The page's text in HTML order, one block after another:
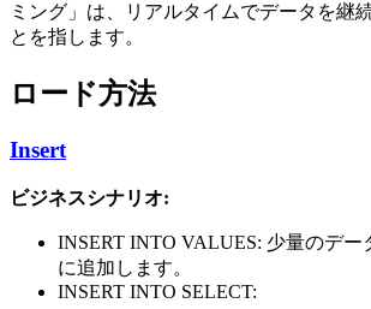
ミング」は、リアルタイムでデータを継
とを指します。
ロード方法
Insert
ビジネスシナリオ:
INSERT INTO VALUES: 少量のデー
に追加します。
INSERT INTO SELECT: